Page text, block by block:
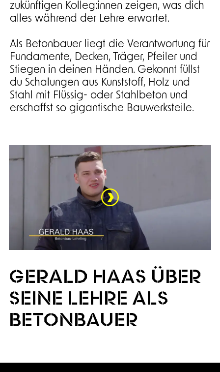
zukünftigen Kolleg:innen zeigen, was dich
alles während der Lehre erwartet.
Als Betonbauer liegt die Verantwortung für
Fundamente, Decken, Träger, Pfeiler und
Stiegen in deinen Händen. Gekonnt füllst
du Schalungen aus Kunststoff, Holz und
Stahl mit Flüssig- oder Stahlbeton und
erschaffst so gigantische Bauwerksteile.
GERALD HAAS ÜBER
SEINE LEHRE ALS
BETONBAUER